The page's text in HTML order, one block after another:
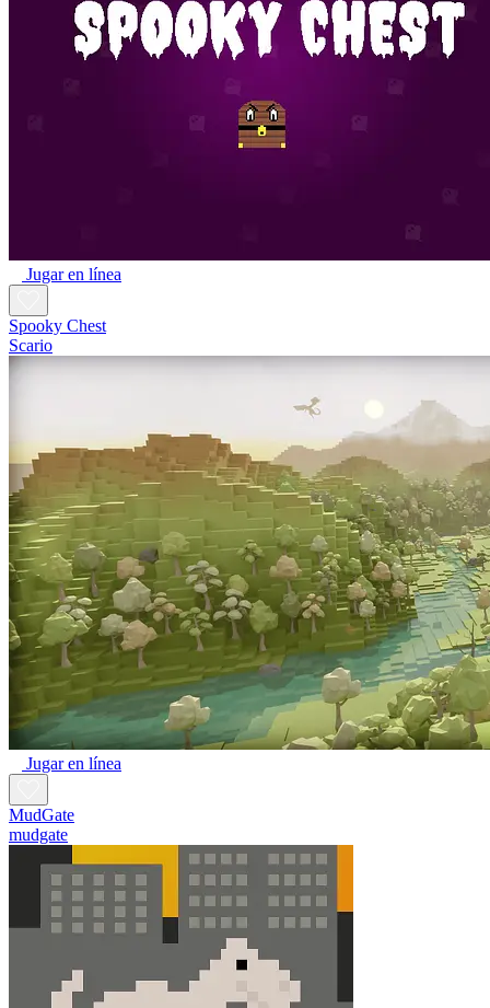
Jugar en línea
Spooky Chest
Scario
Jugar en línea
MudGate
mudgate